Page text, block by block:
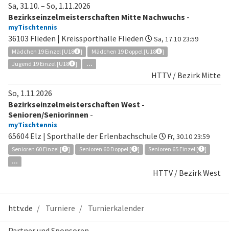
Sa, 31.10. – So, 1.11.2026
Bezirkseinzelmeisterschaften Mitte Nachwuchs -
myTischtennis
36103 Flieden | Kreissporthalle Flieden Sa, 17.10 23:59
Mädchen 19 Einzel [U18 ] Mädchen 19 Doppel [U18
]
Jugend 19 Einzel [U18
] ...
HTTV / Bezirk Mitte
So, 1.11.2026
Bezirkseinzelmeisterschaften West -
Senioren/Seniorinnen -
myTischtennis
65604 Elz | Sporthalle der Erlenbachschule Fr, 30.10 23:59
Senioren 60 Einzel [ ] Senioren 60 Doppel [ ] Senioren 65 Einzel [
]
...
HTTV / Bezirk West
httv.de Turniere Turnierkalender